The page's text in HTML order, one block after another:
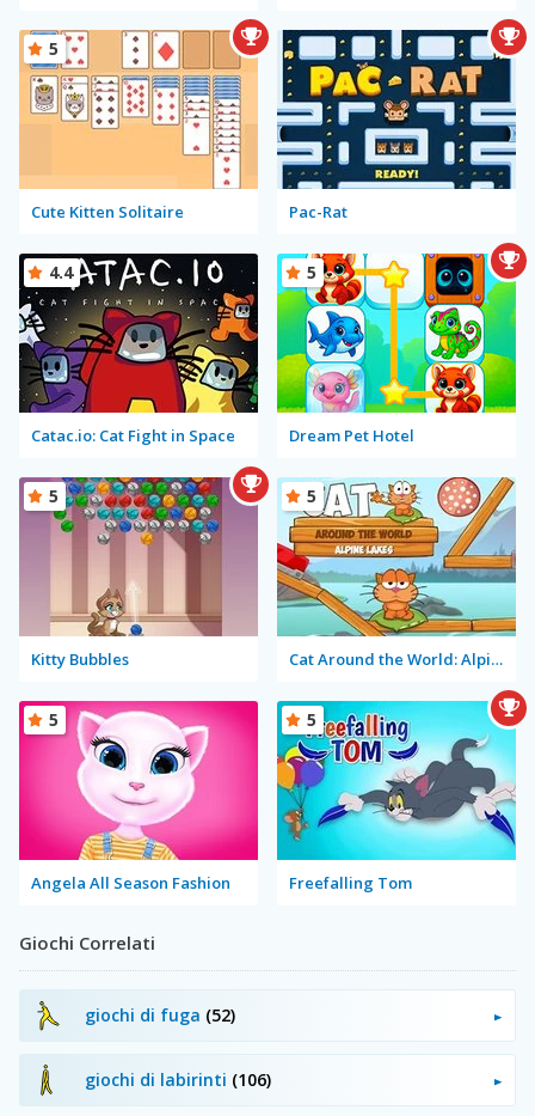
Cute Kitten Solitaire
5
Pac-Rat
Catac.io: Cat Fight in Space
4.4
Dream Pet Hotel
5
Kitty Bubbles
5
Cat Around the World: Alpine Lakes
5
Angela All Season Fashion
5
Freefalling Tom
5
Giochi Correlati
giochi di fuga (52)
giochi di labirinti (106)